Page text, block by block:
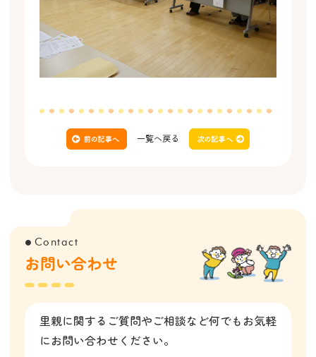
一覧へ戻る
● Contact
お問い合わせ
里親に関するご質問やご相談など何でもお気軽
にお問い合わせください。